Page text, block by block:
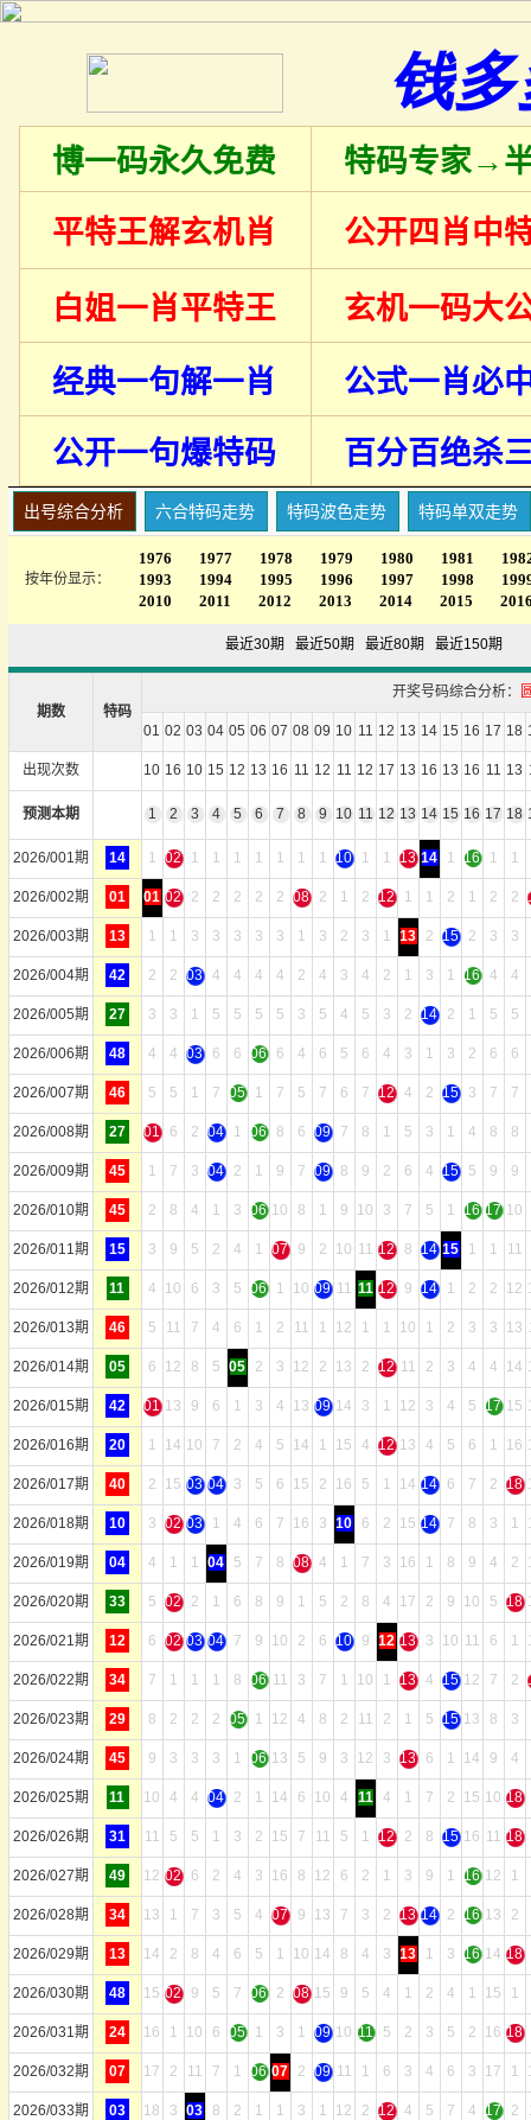
钱
博一码永久免费
特码专家→
平特王解玄机肖
公开四肖中
白姐一肖平特王 玄机一码大
经典一句解一肖
公式一肖必
公开一句爆特码
百分百绝杀